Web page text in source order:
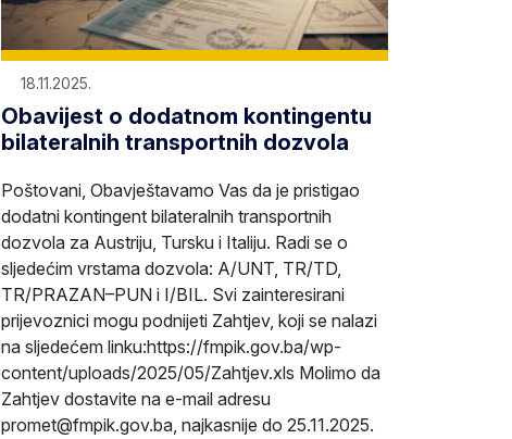
18.11.2025.
Obavijest o dodatnom kontingentu
bilateralnih transportnih dozvola
Poštovani, Obavještavamo Vas da je pristigao
dodatni kontingent bilateralnih transportnih
dozvola za Austriju, Tursku i Italiju. Radi se o
sljedećim vrstama dozvola: A/UNT, TR/TD,
TR/PRAZAN–PUN i I/BIL. Svi zainteresirani
prijevoznici mogu podnijeti Zahtjev, koji se nalazi
na sljedećem linku:https://fmpik.gov.ba/wp-
content/uploads/2025/05/Zahtjev.xls Molimo da
Zahtjev dostavite na e-mail adresu
promet@fmpik.gov.ba, najkasnije do 25.11.2025.